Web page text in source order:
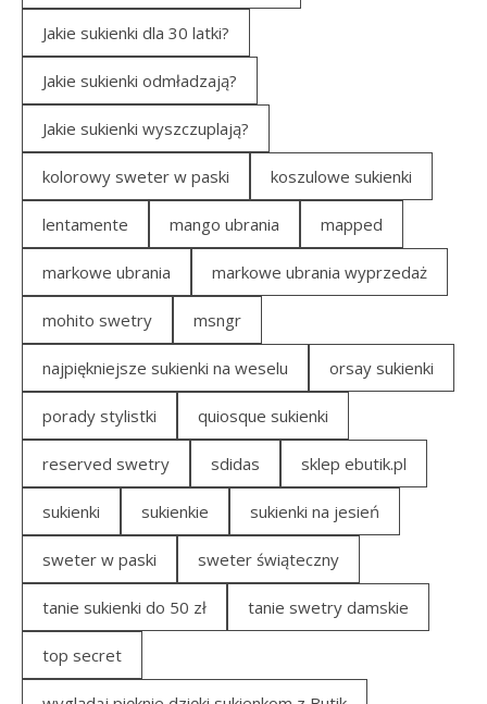
Jakie sukienki dla 30 latki?
Jakie sukienki odmładzają?
Jakie sukienki wyszczuplają?
kolorowy sweter w paski koszulowe sukienki
lentamente mango ubrania mapped
markowe ubrania markowe ubrania wyprzedaż
mohito swetry msngr
najpiękniejsze sukienki na weselu orsay sukienki
porady stylistki quiosque sukienki
reserved swetry sdidas sklep ebutik.pl
sukienki sukienkie sukienki na jesień
sweter w paski sweter świąteczny
tanie sukienki do 50 zł tanie swetry damskie
top secret